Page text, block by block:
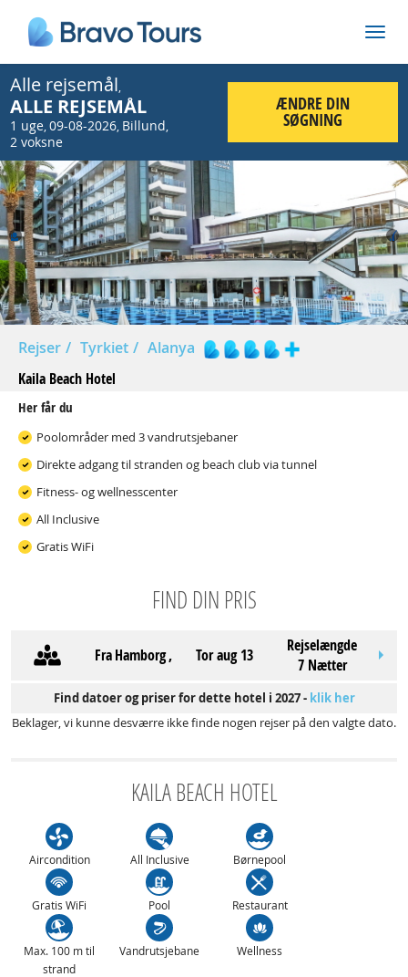
Alle rejsemål,
ALLE REJSEMÅL
1 uge,09-08-2026, Billund,
2 voksne
ÆNDRE DIN
SØGNING
Prev
Rejser Tyrkiet
Alanya
Kaila Beach Hotel
Her får du
Poolområder med 3 vandrutsjebaner
Direkte adgang til stranden og beach club via tunnel
Fitness- og wellnesscenter
All Inclusive
Gratis WiFi
FIND DIN PRIS
Fra Hamborg, tor aug 13
Rejselængde
7 Nætter
Find datoer og priser for dette hotel i 2027 - klik her
Beklager, vi kunne desværre ikke finde nogen rejser på den valgte dato.
KAILA BEACH HOTEL
Aircondition All Inclusive Børnepool
Gratis WiFi Pool Restaurant
Max. 100 m til
strand
Vandrutsjebane Wellness